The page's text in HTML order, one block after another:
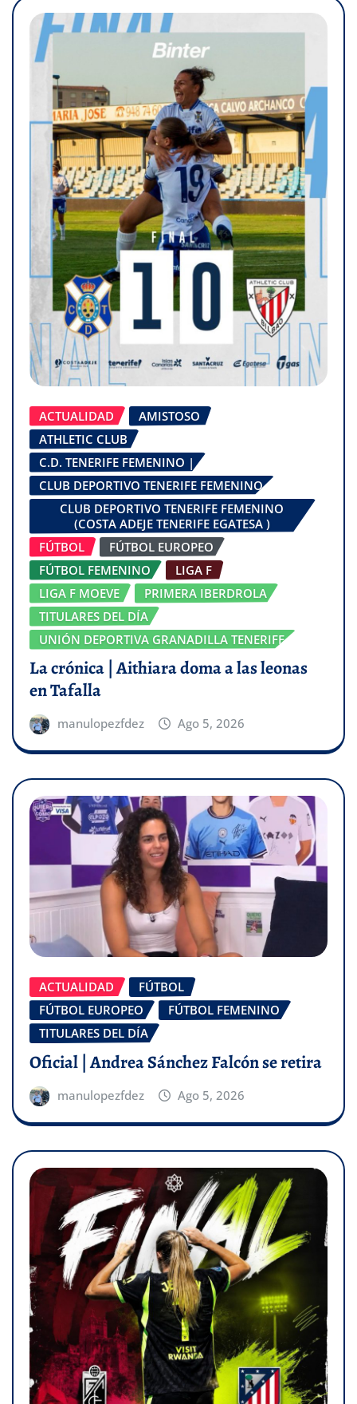
ACTUALIDAD
AMISTOSO
ATHLETIC CLUB
C.D. TENERIFE FEMENINO |
CLUB DEPORTIVO TENERIFE FEMENINO
CLUB DEPORTIVO TENERIFE FEMENINO
(COSTA ADEJE TENERIFE EGATESA )
FÚTBOL
FÚTBOL EUROPEO
FÚTBOL FEMENINO
LIGA F
LIGA F MOEVE
PRIMERA IBERDROLA
TITULARES DEL DÍA
UNIÓN DEPORTIVA GRANADILLA TENERIFE
La crónica | Aithiara doma a las leonas
en Tafalla
manulopezfdez Ago 5, 2026
ACTUALIDAD
FÚTBOL
FÚTBOL EUROPEO
FÚTBOL FEMENINO
TITULARES DEL DÍA
Oficial | Andrea Sánchez Falcón se retira
manulopezfdez Ago 5, 2026